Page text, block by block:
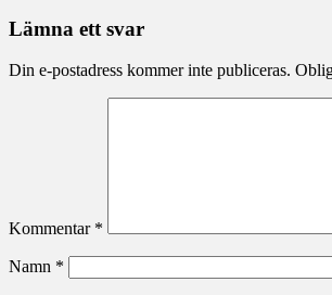
Lämna ett svar
Din e-postadress kommer inte publiceras.
Kommentar *
Namn *